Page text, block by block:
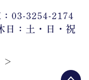
03-3254-2174
：土・日・祝